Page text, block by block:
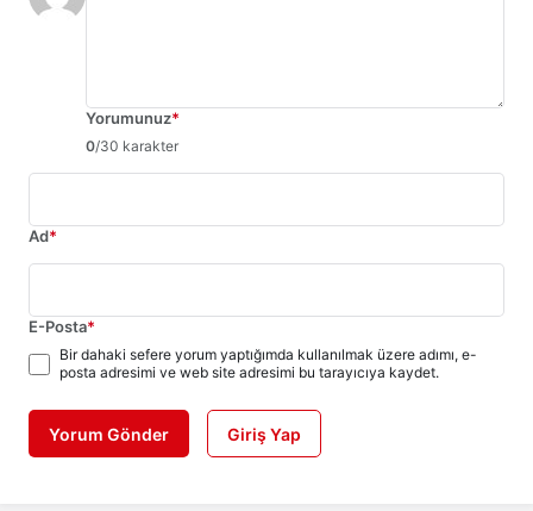
Yorumunuz*
0/30 karakter
Ad*
E-Posta*
Bir dahaki sefere yorum yaptığımda kullanılmak üzere adımı, e-
posta adresimi ve web site adresimi bu tarayıcıya kaydet.
Yorum Gönder Giriş Yap